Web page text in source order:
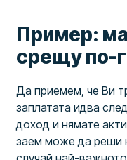
Пример:
срещу по-
Да приемем, че Ви
заплатата идва
доход и нямате
заем може да реши